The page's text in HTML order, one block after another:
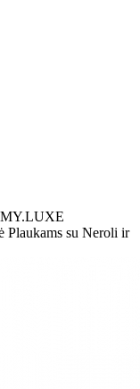
su Neroli ir